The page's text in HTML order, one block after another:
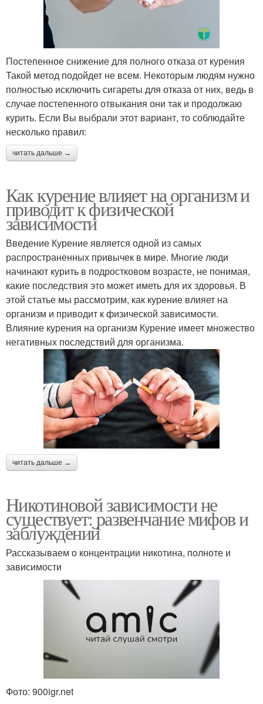
Постепенное снижение для полного отказа от курения
Такой метод подойдет не всем. Некоторым людям нужно
полностью исключить сигареты для отказа от них, ведь в
случае постепенного отвыкания они так и продолжаю
курить. Если Вы выбрали этот вариант, то соблюдайте
несколько правил:
читать дальше →
Как курение влияет на организм и
приводит к физической
зависимости
Введение Курение является одной из самых
распространенных привычек в мире. Многие люди
начинают курить в подростковом возрасте, не понимая,
какие последствия это может иметь для их здоровья. В
этой статье мы рассмотрим, как курение влияет на
организм и приводит к физической зависимости.
Влияние курения на организм Курение имеет множество
негативных последствий для организма.
читать дальше →
Никотиновой зависимости не
существует: развенчание мифов и
заблуждений
Рассказываем о концентрации никотина, полноте и
зависимости
Фото: 900igr.net